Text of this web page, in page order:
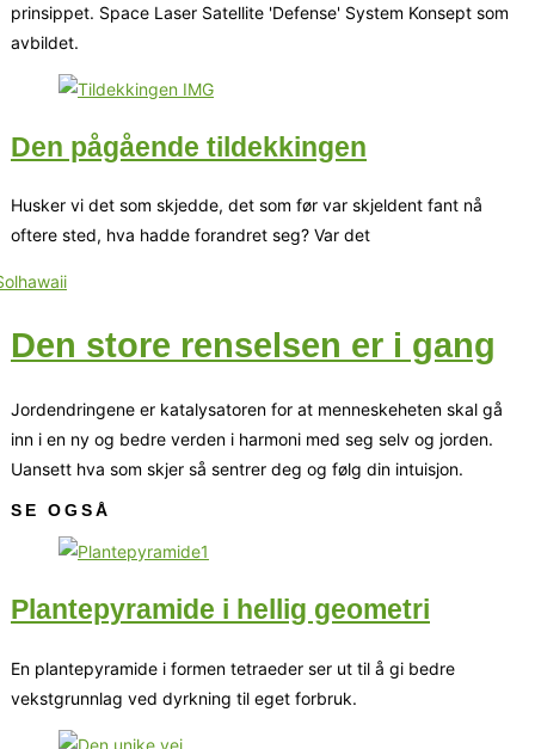
prinsippet. Space Laser Satellite 'Defense' System Konsept som
avbildet.
Den pågående tildekkingen
Husker vi det som skjedde, det som før var skjeldent fant nå
oftere sted, hva hadde forandret seg? Var det
Den store renselsen er i gang
Jordendringene er katalysatoren for at menneskeheten skal gå
inn i en ny og bedre verden i harmoni med seg selv og jorden.
Uansett hva som skjer så sentrer deg og følg din intuisjon.
SE OGSÅ
Plantepyramide i hellig geometri
En plantepyramide i formen tetraeder ser ut til å gi bedre
vekstgrunnlag ved dyrkning til eget forbruk.